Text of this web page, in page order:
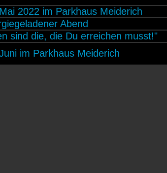
2022 im Parkhaus Meiderich
Abend
sind die, die Du erreichen musst!"
im Parkhaus Meiderich